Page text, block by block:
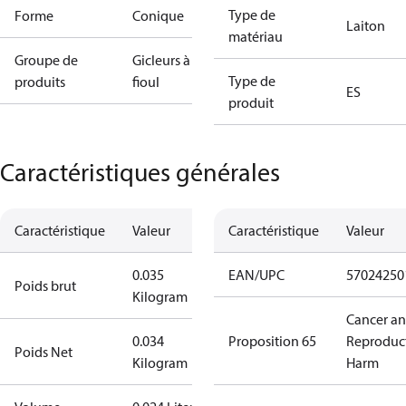
Forme Conique
Groupe de
produits
Gicleurs à
fioul
Type de
matériau
Laiton
Type de
produit
ES
Caractéristiques générales
Caractéristique Valeur
Poids brut
0.035
Kilogram
Poids Net
0.034
Kilogram
Caractéristique Valeur
EAN/UPC
Proposition 65
Cancer
Harm